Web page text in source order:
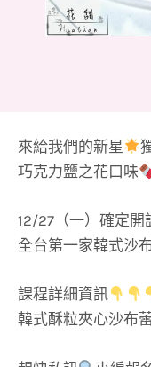
來給我們的新星
巧克力鹽之花口味
12/27（一）確定開
全台第一家韓式沙
課程詳細資訊
韓式酥粒夾心沙布